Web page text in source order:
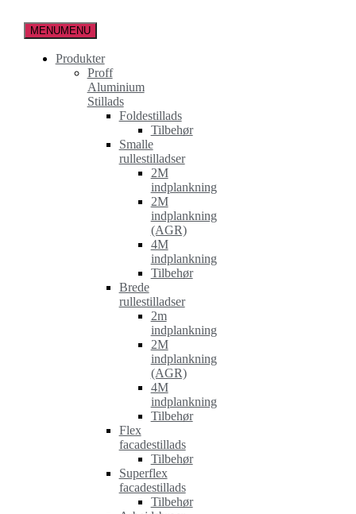
indholdet
MENUMENU
Produkter
Proff
Aluminium
Stillads
Foldestillads
Tilbehør
Smalle
rullestilladser
2M
indplankning
2M
indplankning
(AGR)
4M
indplankning
Tilbehør
Brede
rullestilladser
2m
indplankning
2M
indplankning
(AGR)
4M
indplankning
Tilbehør
Flex
facadestillads
Tilbehør
Superflex
facadestillads
Tilbehør